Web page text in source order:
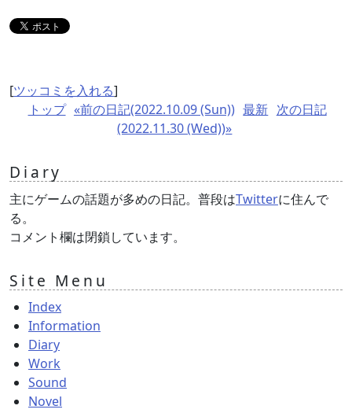
[ツッコミを入れる]
トップ «前の日記(2022.10.09 (Sun)) 最新 次の日記
(2022.11.30 (Wed))»
Diary
主にゲームの話題が多めの日記。普段はTwitterに住んで
る。
コメント欄は閉鎖しています。
Site Menu
Index
Information
Diary
Work
Sound
Novel